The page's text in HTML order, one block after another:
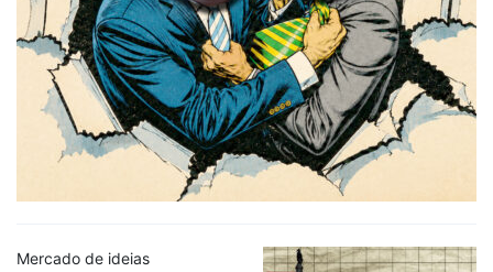
Mercado de ideias